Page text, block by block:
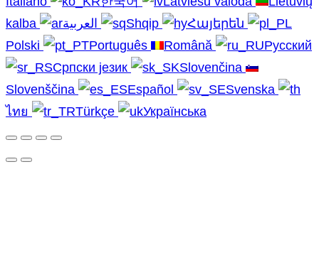
kalba
Shqip
Հայերեն
Polski
Português Română
Русский
Српски језик
Slovenčina
Slovenščina
Español
Svenska
ไทย
Türkçe Українська